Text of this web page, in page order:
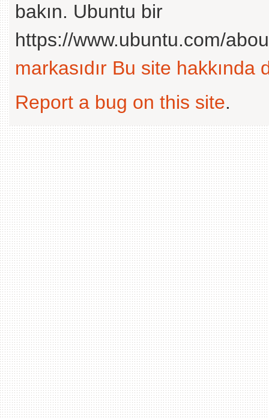
bakın. Ubuntu bir
https://www.ubuntu.com/
markasıdır Bu site hakkında
Report a bug on this site.